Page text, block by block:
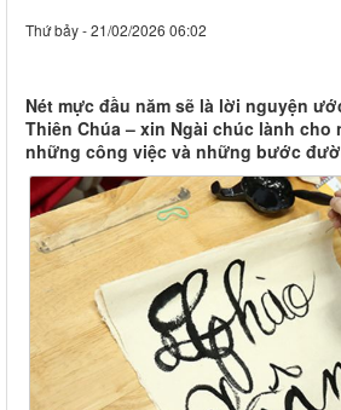
Thứ bảy - 21/02/2026 06:02
Nét mực đầu năm sẽ là lời nguyện
Thiên Chúa – xin Ngài chúc lành
những công việc và những bước